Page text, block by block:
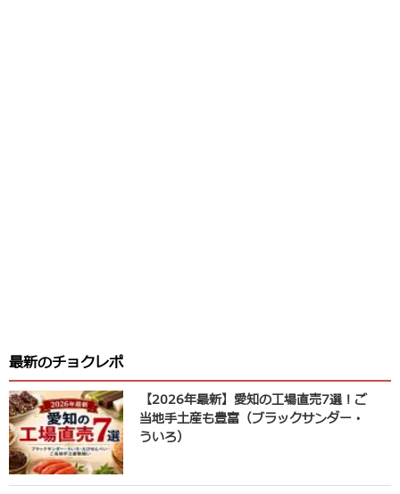
最新のチョクレポ
【2026年最新】愛知の工場直売7選！ご
当地手土産も豊富（ブラックサンダー・
ういろ）